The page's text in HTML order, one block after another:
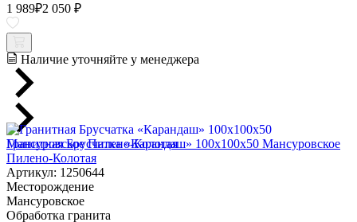
1 989₽2 050 ₽
Наличие уточняйте у менеджера
Гранитная Брусчатка «Карандаш» 100х100x50 Мансуровское
Пилено-Колотая
Артикул: 1250644
Месторождение
Мансуровское
Обработка гранита